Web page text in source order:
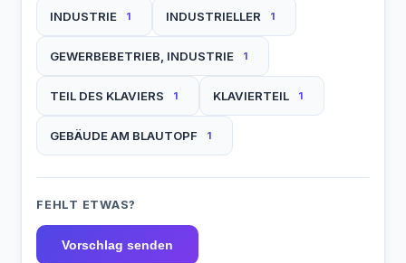
INDUSTRIE 1 INDUSTRIELLER 1
GEWERBEBETRIEB, INDUSTRIE 1
TEIL DES KLAVIERS 1 KLAVIERTEIL 1
GEBÄUDE AM BLAUTOPF 1
FEHLT ETWAS?
Vorschlag senden